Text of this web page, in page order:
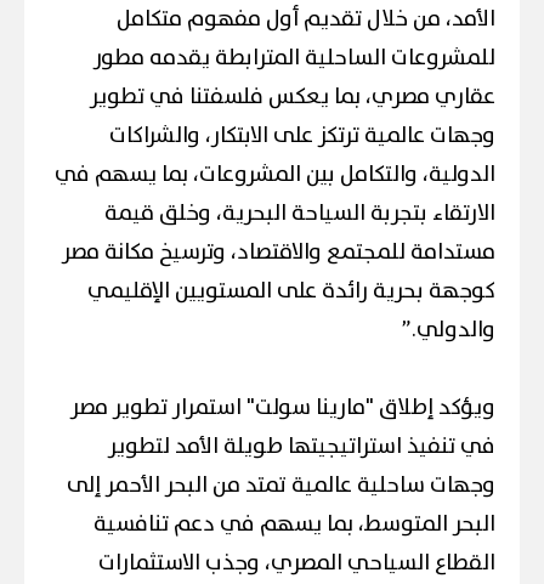
الأمد، من خلال تقديم أول مفهوم متكامل
للمشروعات الساحلية المترابطة يقدمه مطور
عقاري مصري، بما يعكس فلسفتنا في تطوير
وجهات عالمية ترتكز على الابتكار، والشراكات
الدولية، والتكامل بين المشروعات، بما يسهم في
الارتقاء بتجربة السياحة البحرية، وخلق قيمة
مستدامة للمجتمع والاقتصاد، وترسيخ مكانة مصر
كوجهة بحرية رائدة على المستويين الإقليمي
والدولي.”
ويؤكد إطلاق "مارينا سولت" استمرار تطوير مصر
في تنفيذ استراتيجيتها طويلة الأمد لتطوير
وجهات ساحلية عالمية تمتد من البحر الأحمر إلى
البحر المتوسط، بما يسهم في دعم تنافسية
القطاع السياحي المصري، وجذب الاستثمارات